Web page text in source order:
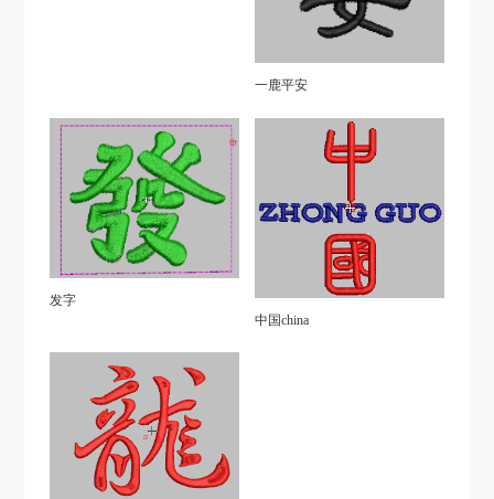
一鹿平安
发字
中国china